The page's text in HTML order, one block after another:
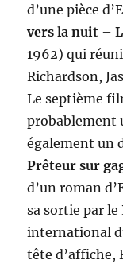
d’une pièce
vers la nuit –
1962) qui
Richardson,
Le septième
probablement
également un
Prêteur sur
d’un roman
sa sortie par le
international
tête d’affiche,